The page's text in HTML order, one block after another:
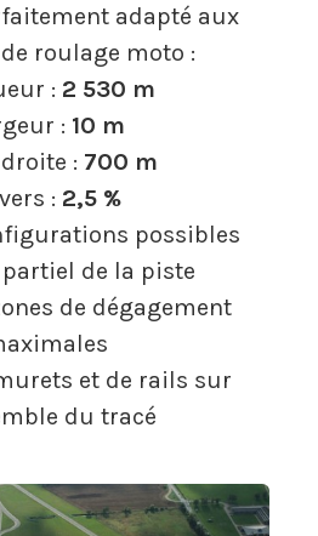
adapté aux
roulage moto :
: 2 530 m
: 10 m
: 700 m
: 2,5 %
possibles
de la piste
de dégagement
et de rails sur
du tracé